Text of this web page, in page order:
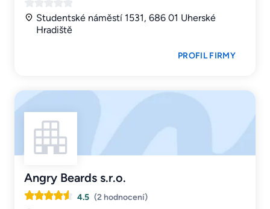
Studentské náměstí 1531, 686 01 Uherské
Hradiště
PROFIL FIRMY
Angry Beards s.r.o.
4.5 (2 hodnocení)